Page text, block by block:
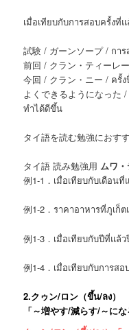
เมื่อเทียบกับการสอบครั้งที่
試験 / ガーンソープ / กา
前回 / クラン・ティーレ
今回 / クラン・ニー / ครั้
よくできるようになった
ทำได้ดีขึ้น
タイ語を読む勉強におす
タイ語 読み勉強用ムワ
例1-1．เมื่อเทียบกับเดือน
例1-2．ราคาอาหารที่ภูเก็
例1-3．เมื่อเทียบกับปีที่แล้
例1-4．เมื่อเทียบกับการส
2.クゥン/ロン（ขึ้น/ลง）
「～増やす/減らす/～にな